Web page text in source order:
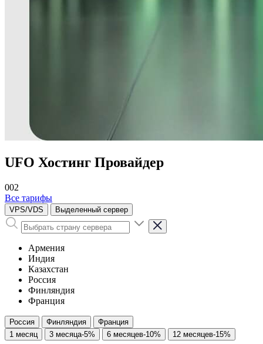
UFO Хостинг Провайдер
002
Все тарифы
VPS/VDS Выделенный сервер
Армения
Индия
Казахстан
Россия
Финляндия
Франция
Россия Финляндия
Франция
1 месяц
3 месяца-5% 6 месяцев-10% 12 месяцев-15%